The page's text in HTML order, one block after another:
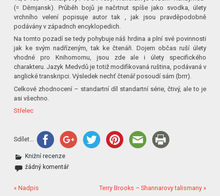
(= Děmjansk). Průběh bojů je načrtnut spíše jako svodka, úlety
vrchního velení popisuje autor tak , jak jsou pravděpodobně
podávány v západnch encyklopedich.
Na tomto pozadí se tedy pohybuje náš hrdina a plní své povinnosti
jak ke svým nadřízeným, tak ke čtenáři. Dojem občas ruší úlety
vhodné pro Knihomornu, jsou zde ale i úlety specifického
charakteru. Jazyk Medvdů je totiž modifikovaná ruština, podávaná v
anglické transkripci. Výsledek nechť čtenář posoudí sám (brrr).
Celkové zhodnocení – standartní díl standartní série, čtivý, ale to je
asi všechno.
Střelec
Sdílet...
Knižní recenze
žádný komentář
« Nadpis Terry Brooks – Shannarovy talismany »